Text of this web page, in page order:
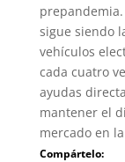
sigue siendo
vehículos
cada cuatro
ayudas
mantener el
mercado en
Compártelo: